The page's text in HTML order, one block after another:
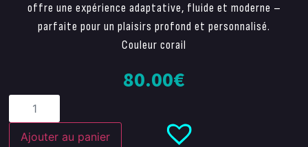
offre une expérience adaptative, fluide et moderne –
parfaite pour un plaisirs profond et personnalisé.
Couleur corail
80.00€
Ajouter au panier